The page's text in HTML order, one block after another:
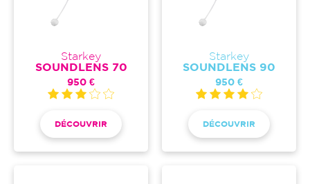
Starkey
SOUNDLENS 70
950 €
DÉCOUVRIR
Starkey
SOUNDLENS 90
950 €
DÉCOUVRIR